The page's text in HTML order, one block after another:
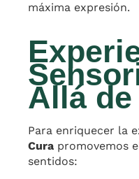
máxima expresión.
Allá
Para enriquecer la
Cura promovemos
sentidos: